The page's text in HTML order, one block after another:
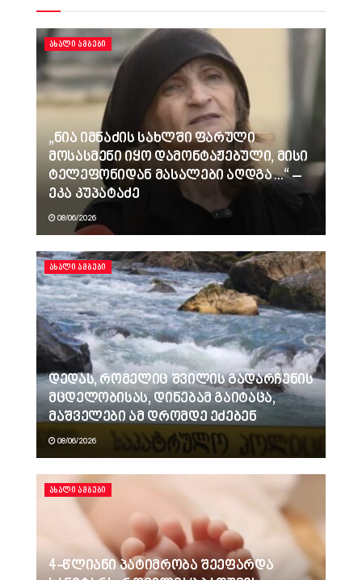
ᲐᲮᲐᲚᲘ ᲐᲛᲑᲔᲑᲘ
„ნია იმნაძის სახლში ფარული
მოსასმენი იყო დამონტაჟებული, მისი
ტელეფონიდან მასალები აღდგა…“ –
ეკა კუპატაძე
08/06/2026
ᲐᲮᲐᲚᲘ ᲐᲛᲑᲔᲑᲘ
დედას, რომელიც შვილის გადარჩენის
მცდელობისას, დინებამ გაიტაცა,
მაშველები ამ დრომდე ეძებენ
08/06/2026
ᲐᲮᲐᲚᲘ ᲐᲛᲑᲔᲑᲘ
4-წლიანი პატიმრობა შეეფარდა